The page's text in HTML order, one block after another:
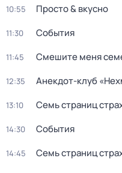
10:55 Просто & вкусно
11:30 События
11:45 Смешите меня
12:35 Анекдот-клуб
13:10 Семь страниц
14:30 События
14:45 Семь страниц